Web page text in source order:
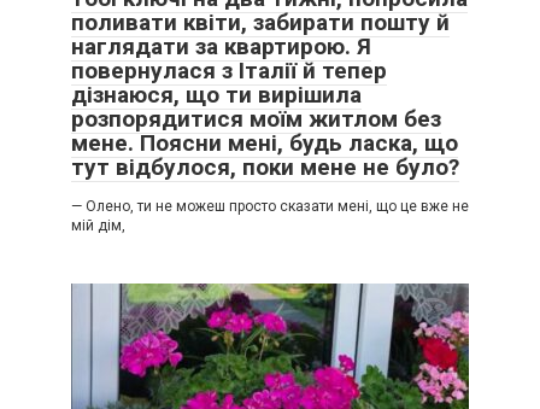
поливати квіти, забирати пошту й
наглядати за квартирою. Я
повернулася з Італії й тепер
дізнаюся, що ти вирішила
розпорядитися моїм житлом без
мене. Поясни мені, будь ласка, що
тут відбулося, поки мене не було?
— Олено, ти не можеш просто сказати мені, що це вже не
мій дім,